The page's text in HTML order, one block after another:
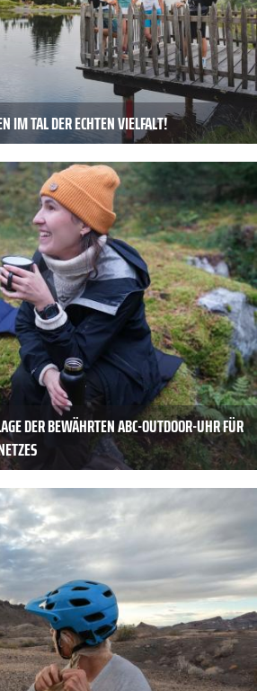
TAL DER ECHTEN VIELFALT!
DER BEWÄHRTEN ABC-OUTDOOR-UHR FÜR